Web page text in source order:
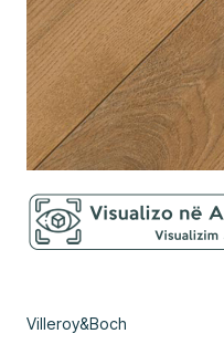
Villeroy&Boch